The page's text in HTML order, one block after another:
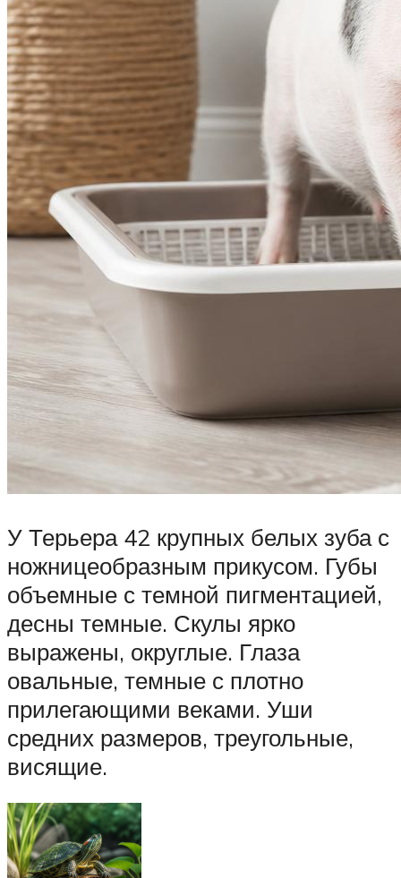
У Терьера 42 крупных белых зуба с
ножницеобразным прикусом. Губы
объемные с темной пигментацией,
десны темные. Скулы ярко
выражены, округлые. Глаза
овальные, темные с плотно
прилегающими веками. Уши
средних размеров, треугольные,
висящие.